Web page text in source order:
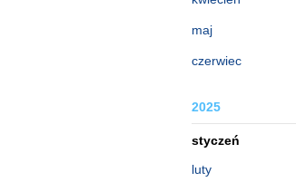
maj
czerwiec
2025
styczeń
luty